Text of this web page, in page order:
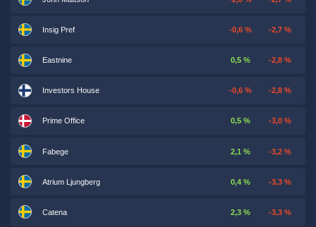
Insig Pref -0,6 % -2,7 %
Eastnine 0,5 % -2,8 %
Investors House -0,6 % -2,8 %
Prime Office 0,5 % -3,0 %
Fabege 2,1 % -3,2 %
Atrium Ljungberg 0,4 % -3,3 %
Catena 2,3 % -3,3 %